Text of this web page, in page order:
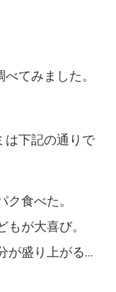
てみました。
は下記の通りで
食べた。
が大喜び。
が盛り上がる...